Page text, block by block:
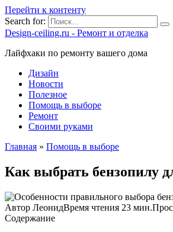
Перейти к контенту
Search for:
Design-ceiling.ru - Ремонт и отделка
Лайфхаки по ремонту вашего дома
Дизайн
Новости
Полезное
Помощь в выборе
Ремонт
Своими руками
Главная » Помощь в выборе
Как выбрать бензопилу
Автор ЛеонидВремя чтения 23 мин.
Содержание